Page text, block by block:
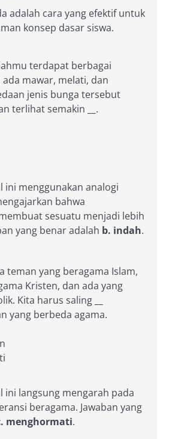
adalah cara yang efektif untuk
konsep dasar siswa.
terdapat berbagai
mawar, melati, dan
jenis bunga tersebut
terlihat semakin
.
ini menggunakan analogi
bahwa
sesuatu menjadi lebih
yang benar adalah b. indah.
teman yang beragama Islam,
Kristen, dan ada yang
Kita harus saling
yang berbeda agama.
ini langsung mengarah pada
beragama. Jawaban yang
menghormati.